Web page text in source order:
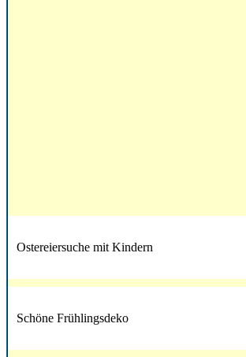
Ostereiersuche mit Kindern
Schöne Frühlingsdeko